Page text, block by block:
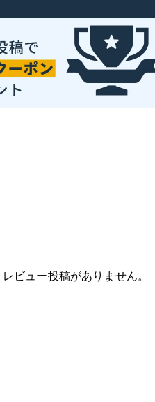
レビュー投稿がありません。